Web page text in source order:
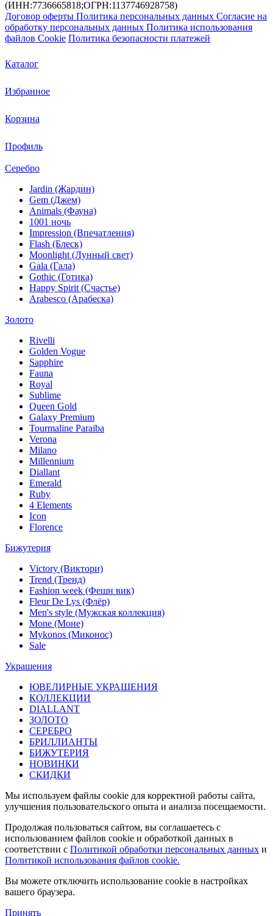
(ИНН:7736665818;ОГРН:1137746928758)
Договор оферты Политика персональных данных Согласие на
обработку персональных данных Политика использования
файлов Cookie Политика безопасности платежей
Каталог
Избранное
Корзина
Профиль
Серебро
Jardin (Жардин)
Gem (Джем)
Animals (Фауна)
1001 ночь
Impression (Впечатления)
Flash (Блеск)
Moonlight (Лунный свет)
Gala (Гала)
Gothic (Готика)
Happy Spirit (Счастье)
Arabesco (Арабеска)
Золото
Rivelli
Golden Vogue
Sapphire
Fauna
Royal
Sublime
Queen Gold
Galaxy Premium
Tourmaline Paraiba
Verona
Milano
Millennium
Diallant
Emerald
Ruby
4 Elements
Icon
Florence
Бижутерия
Victory (Виктори)
Trend (Тренд)
Fashion week (Фешн вик)
Fleur De Lys (Флёр)
Men's style (Мужская коллекция)
Mone (Моне)
Mykonos (Миконос)
Sale
Украшения
ЮВЕЛИРНЫЕ УКРАШЕНИЯ
КОЛЛЕКЦИИ
DIALLANT
ЗОЛОТО
СЕРЕБРО
БРИЛЛИАНТЫ
БИЖУТЕРИЯ
НОВИНКИ
СКИДКИ
Мы используем файлы cookie для корректной работы сайта,
улучшения пользовательского опыта и анализа посещаемости.
Продолжая пользоваться сайтом, вы соглашаетесь с
использованием файлов cookie и обработкой данных в
соответствии с Политикой обработки персональных данных и
Политикой использования файлов cookie.
Вы можете отключить использование cookie в настройках
вашего браузера.
Принять